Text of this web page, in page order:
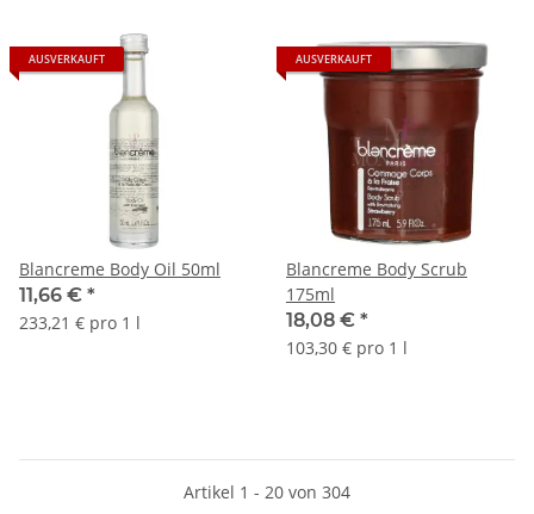
AUSVERKAUFT
Blancreme Body Oil 50ml
11,66 € *
233,21 € pro 1 l
AUSVERKAUFT
Blancreme Body Scrub
175ml
18,08 € *
103,30 € pro 1 l
Artikel 1 - 20 von 304